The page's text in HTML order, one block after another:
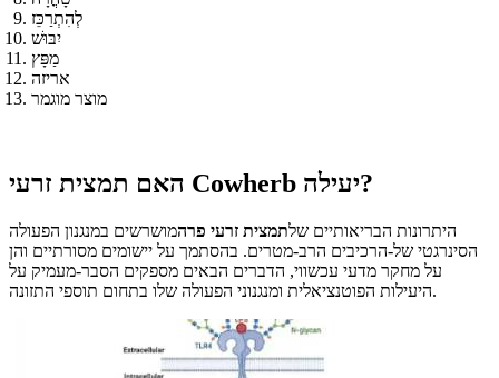
לְהִתְרַכֵּז
יִבּוּשׁ
מַפָּץ
אריזה
מוצר מוגמר
האם תמצית זרעי Cowherb יעילה?
היתרונות הבריאותיים שלתמצית זרעי פרהמושרשים במנגנון הפעולה
הסינרגטי של-הרכיבים הרב-מטרים. בהסתמך על יישומים מסורתיים והן
על מחקר מדעי עכשווי, הדברים הבאים מספקים הסבר-מעמיק על
היעילות הפוטנציאלית ומנגנוני הפעולה שלו בתחום תוספי התזונה.